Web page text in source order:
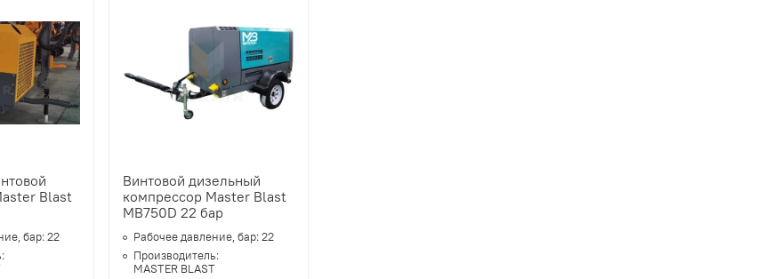
Blast
бар:22
Винтовой дизельный
компрессор Master Blast
MB750D 22 бар
Рабочее давление, бар:22
Производитель:
MASTER BLAST